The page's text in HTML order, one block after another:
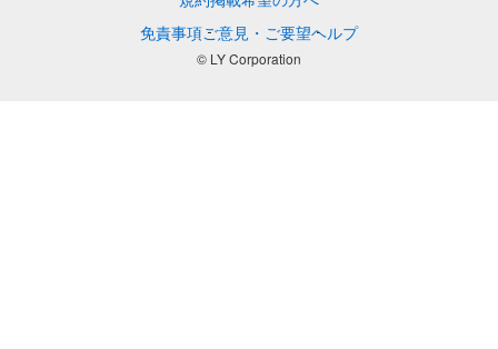
免責事項ご意見・ご要望ヘルプ
© LY Corporation